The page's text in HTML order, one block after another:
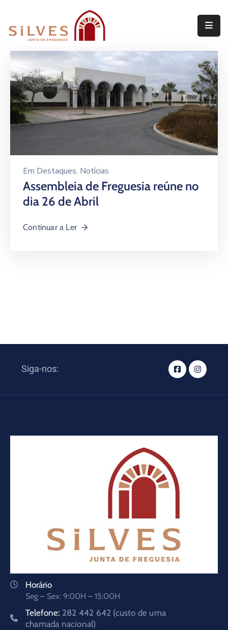
de
Freguesia
Assembleia
de
Freguesia
Em Destaques‚ Notícias
Assembleia de Freguesia reúne no
dia 26 de Abril
Continuar a Ler
Siga-nos:
Horário
Seg – Sex: 9:00H – 15:00H
Telefone: 282 442 642 (custo de uma
chamada nacional)